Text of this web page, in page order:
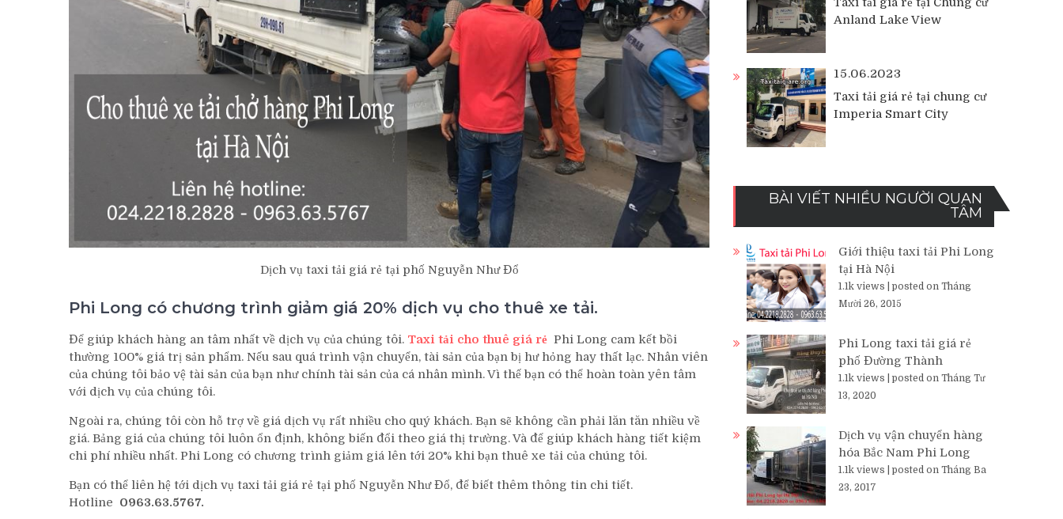
Dịch vụ taxi tải giá rẻ tại phố Nguyễn Như Đổ
Phi Long có chương trình giảm giá 20% dịch vụ cho thuê xe tải.
Để giúp khách hàng an tâm nhất về dịch vụ của chúng tôi. Taxi tải cho thuê giá rẻ Phi Long cam kết bồi
thường 100% giá trị sản phẩm. Nếu sau quá trình vận chuyển, tài sản của bạn bị hư hỏng hay thất lạc. Nhân viên
của chúng tôi bảo vệ tài sản của bạn như chính tài sản của cá nhân mình. Vì thế bạn có thể hoàn toàn yên tâm
với dịch vụ của chúng tôi.
Ngoài ra, chúng tôi còn hỗ trợ về giá dịch vụ rất nhiều cho quý khách. Bạn sẽ không cần phải lăn tăn nhiều về
giá. Bảng giá của chúng tôi luôn ổn định, không biến đổi theo giá thị trường. Và để giúp khách hàng tiết kiệm
chi phí nhiều nhất. Phi Long có chương trình giảm giá lên tới 20% khi bạn thuê xe tải của chúng tôi.
Bạn có thể liên hệ tới dịch vụ taxi tải giá rẻ tại phố Nguyễn Như Đổ, để biết thêm thông tin chi tiết.
Hotline 0963.63.5767.
Anland Lake View
15.06.2023
Taxi tải giá rẻ tại chung cư
Imperia Smart City
BÀI VIẾT NHIỀU NGƯỜI QUAN
TÂM
Giới thiệu taxi tải Phi Long
tại Hà Nội
1.1k views
posted on Tháng
Mười 26, 2015
Phi Long taxi tải giá rẻ
phố Đường Thành
1.1k views
posted on Tháng Tư
13, 2020
Dịch vụ vận chuyển hàng
hóa Bắc Nam Phi Long
1.1k views
posted on Tháng Ba
23, 2017